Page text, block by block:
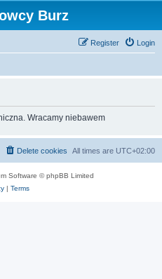
Burz
Login
Register
Wracamy niebawem
All times are UTC+02:00
Delete cookies
Software © phpBB Limited
| Terms